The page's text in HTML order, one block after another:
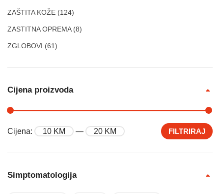
ZAŠTITA KOŽE (124)
ZASTITNA OPREMA (8)
ZGLOBOVI (61)
Cijena proizvoda
FILTRIRAJ
Cijena: 10 KM — 20 KM
Simptomatologija